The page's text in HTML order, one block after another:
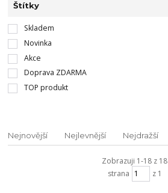
Štítky
Skladem
Novinka
Akce
Doprava ZDARMA
TOP produkt
Nejnovější Nejlevnější Nejdražší
Zobrazuji 1-18 z 18
strana
z 1